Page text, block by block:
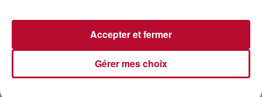
Gérer mes choix
Accepter et fermer